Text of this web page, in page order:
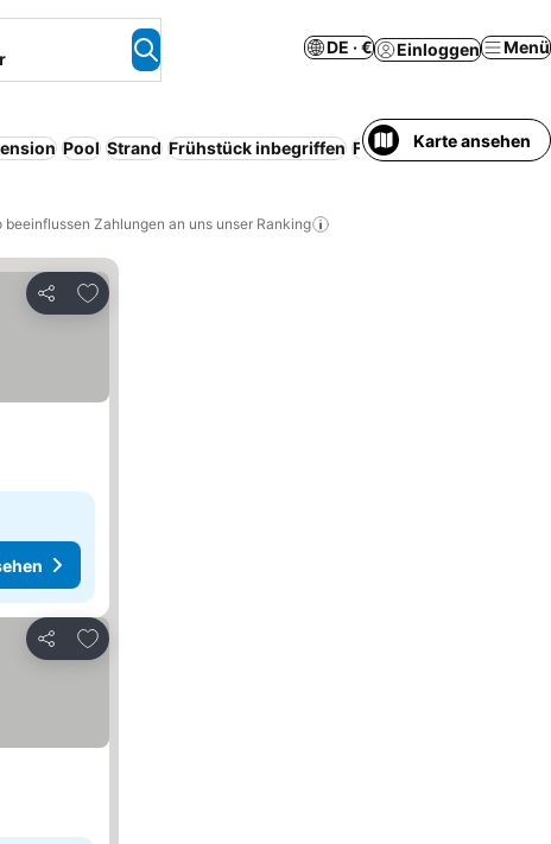
DE · € Einloggen Menü
Pool Strand Frühstück inbegriffen Familien Serviced
Karte ansehen
beeinflussen Zahlungen an uns unser Ranking
Teilen
Zu Favoriten hinzufügen
Teilen
Zu Favoriten hinzufügen